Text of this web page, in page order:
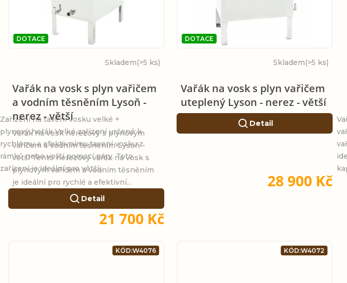
Zařízení na tavení vosku velké +
plynový hořák Velké zařízení určené k
rychlému a efektivnímu tavení vosku z
rámků nebo voští pomocí páry. Toto
zařízení je ideální pro větší...
DOTACE
Vařák na vosk s plyn vařičem
a vodním těsněním Lysoň -
nerez - větší
Skladem(>5 ks)
21 700 Kč
Detail
Vařák na vosk nerezový s plynovým
vařičem a vodním těsněním Lysoň -
větší Tento nerezový vařák na vosk s
plynovým vařičem a vodním těsněním
je ideální pro rychlé a efektivní...
DOTACE
Vařák na vosk s plyn vařičem
uteplený Lyson - nerez - větší
Skladem(>5 ks)
28 900 Kč
Detail
KÓD:W4076 KÓD:W4072